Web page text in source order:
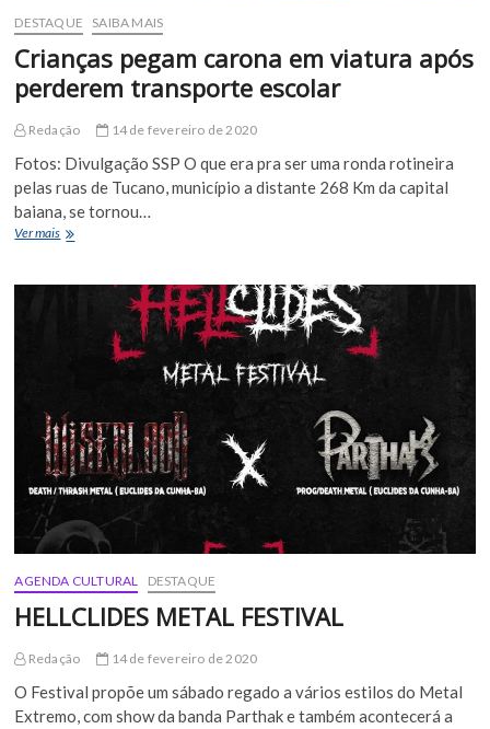
DESTAQUE SAIBA MAIS
Crianças pegam carona em viatura após
perderem transporte escolar
Redação 14 de fevereiro de 2020
Fotos: Divulgação SSP O que era pra ser uma ronda rotineira
pelas ruas de Tucano, município a distante 268 Km da capital
baiana, se tornou…
Ver maisCrianças
em
perderem
AGENDA CULTURAL DESTAQUE
HELLCLIDES METAL FESTIVAL
Redação 14 de fevereiro de 2020
O Festival propõe um sábado regado a vários estilos do Metal
Extremo, com show da banda Parthak e também acontecerá a